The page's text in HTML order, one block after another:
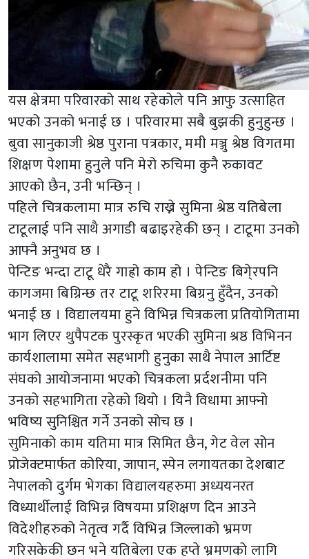
यस क्षेत्रमा परिवारको साथ रहेकोले पनि आफु उत्साहित
भएको उनको भनाई छ । परिवारमा सबै बुझकी हुनुहुन्छ ।
बुवा सानुकाजी श्रेष्ठ पुराना पत्रकार, ममी मञ्जु श्रेष्ठ विगतमा
शिक्षण पेशामा हुनुले पनि मेरो रुचिमा कुनै रुकावट
आएको छैन, उनी भन्छिन् ।
पहिले चित्रकलामा मात्र रुचि राख्ने सुमिना श्रेष्ठ यतिबेला
टाटूलाई पनि साथै अगाडी बढाइरहेकी छन् । टाटूमा उनको
आफ्नै अनुभव छ ।
पेन्टिङ भन्दा टाटू धेरै गाह्रो काम हो । पेन्टिङ बिगे्रपनि
कागजमा बिग्रिन्छ तर टाटू शरिरमा बिग्रनु हुँदैन, उनको
भनाई छ । विद्यालयमा हुने विभिन्न चित्रकला प्रतियोगितामा
भाग लिएर थुपैपटक पुरस्कृत भएकी सुमिना श्रष्ठ विभिनन
कार्यशालामा समेत सहभागी हुनुका साथै नेपाल आर्टिष्ट
संघको आयोजनामा भएको चित्रकला प्रर्दशनीमा पनि
उनको सहभागिता रहेको थियो । यिनै विधामा आफ्नो
भविष्य सुनिश्चित गर्ने उनको सोच छ ।
सुमिनाको काम यतिमा मात्र सिमित छैन, गेट वेल सोन
प्रोजेक्टमार्फत कोरिया, जापान, स्पेन लगायतका देशबाट
नेपालको दुर्गम भेगका विद्यालयहरुमा अध्ययनरत
विध्यार्थीलाई विभिन्न विषयमा प्रशिक्षण दिन आउने
विदेशीहरुको नेतृत्व गर्दै विभिन्न जिल्लाको भ्रमण
गरिसकेकी छन भने यतिबेला एक हप्ते भ्रमणको लागि